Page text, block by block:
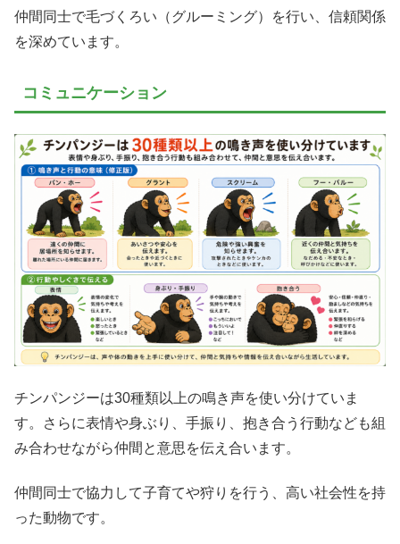
仲間同士で毛づくろい（グルーミング）を行い、信頼関係
を深めています。
コミュニケーション
チンパンジーは30種類以上の鳴き声を使い分けていま
す。さらに表情や身ぶり、手振り、抱き合う行動なども組
み合わせながら仲間と意思を伝え合います。
仲間同士で協力して子育てや狩りを行う、高い社会性を持
った動物です。